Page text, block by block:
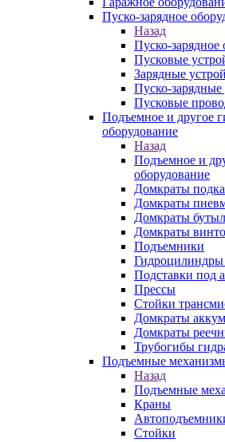
Пуско-зарядное
Назад
Пуско-зарядное
Пусковые
Зарядные
Пуско-зарядные
Пусковые
Подъемное и другое
оборудование
Назад
Подъемное и
оборудование
Домкраты
Домкраты
Домкраты
Домкраты
Подъемники
Подставки под
Прессы
Стойки
Домкраты
Домкраты
Трубогибы
Подъемные
Назад
Подъемные
Краны
Стойки